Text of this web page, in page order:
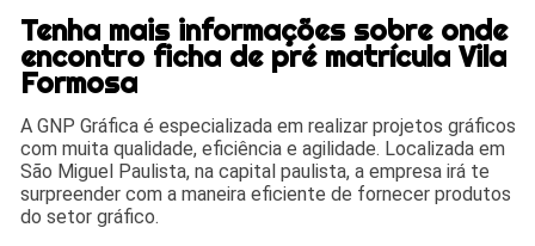
Tenha mais informações sobre onde
encontro ficha de pré matrícula Vila
Formosa
A GNP Gráfica é especializada em realizar projetos gráficos
com muita qualidade, eficiência e agilidade. Localizada em
São Miguel Paulista, na capital paulista, a empresa irá te
surpreender com a maneira eficiente de fornecer produtos
do setor gráfico.